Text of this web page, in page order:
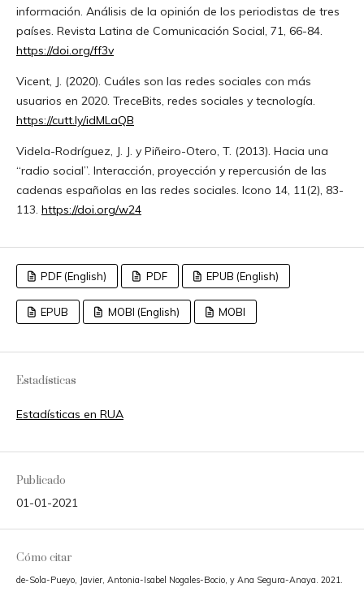
información. Análisis de la opinión de los periodistas de tres
países. Revista Latina de Comunicación Social, 71, 66-84.
https://doi.org/ff3v
Vicent, J. (2020). Cuáles son las redes sociales con más
usuarios en 2020. TreceBits, redes sociales y tecnología.
https://cutt.ly/idMLaQB
Videla-Rodríguez, J. J. y Piñeiro-Otero, T. (2013). Hacia una
“radio social”. Interacción, proyección y repercusión de las
cadenas españolas en las redes sociales. Icono 14, 11(2), 83-
113. https://doi.org/w24
PDF (English) PDF EPUB (English)
EPUB MOBI (English) MOBI
Estadísticas
Estadísticas en RUA
Publicado
01-01-2021
Cómo citar
de-Sola-Pueyo, Javier, Antonia-Isabel Nogales-Bocio, y Ana Segura-Anaya. 2021.